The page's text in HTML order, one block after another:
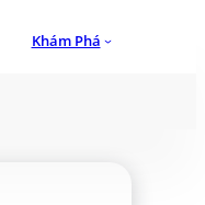
Khám Phá